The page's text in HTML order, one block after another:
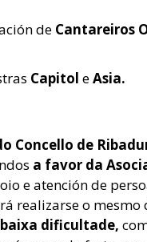
de Cantareiros
Capitol eAsia.
Concello de
a favor da
e atención de
realizarse o mesmo
baixa dificultade,